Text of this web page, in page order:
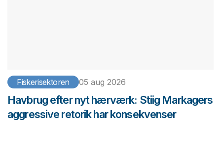
Fiskerisektoren 05 aug 2026
Havbrug efter nyt hærværk: Stiig Markagers
aggressive retorik har konsekvenser